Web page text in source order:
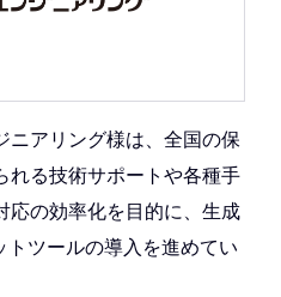
ニアリング様は、全国の保
れる技術サポートや各種手
応の効率化を目的に、生成
ツールの導入を進めてい